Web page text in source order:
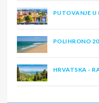
PUTOVANJE U
POLIHRONO
HRVATSKA -